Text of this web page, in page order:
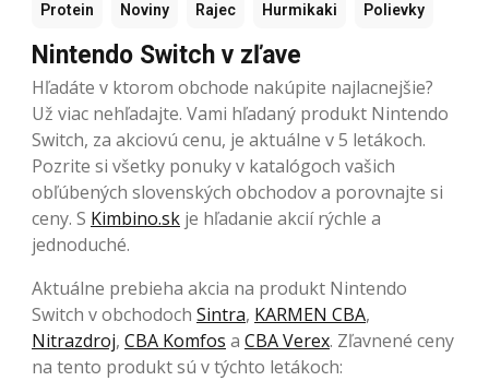
Protein Noviny Rajec Hurmikaki Polievky
Nintendo Switch v zľave
Hľadáte v ktorom obchode nakúpite najlacnejšie?
Už viac nehľadajte. Vami hľadaný produkt Nintendo
Switch, za akciovú cenu, je aktuálne v 5 letákoch.
Pozrite si všetky ponuky v katalógoch vašich
obľúbených slovenských obchodov a porovnajte si
ceny. S Kimbino.sk je hľadanie akcií rýchle a
jednoduché.
Aktuálne prebieha akcia na produkt Nintendo
Switch v obchodoch Sintra, KARMEN CBA,
Nitrazdroj, CBA Komfos a CBA Verex. Zľavnené ceny
na tento produkt sú v týchto letákoch: